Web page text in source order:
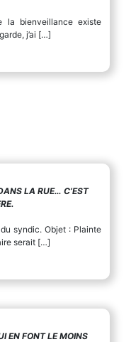
la bienveillance existe
j’ai […]
LA RUE… C’EST
syndic. Objet : Plainte
serait […]
EN FONT LE MOINS